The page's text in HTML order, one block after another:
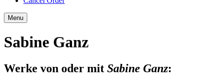
Menu
Sabine Ganz
Werke von oder mit Sabine Ganz: